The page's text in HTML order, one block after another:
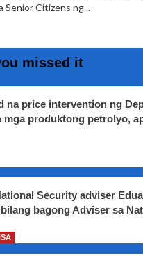
Senior Citizens ng...
missed it
na price intervention ng
mga produktong petrolyo,
Security adviser
bagong Adviser sa